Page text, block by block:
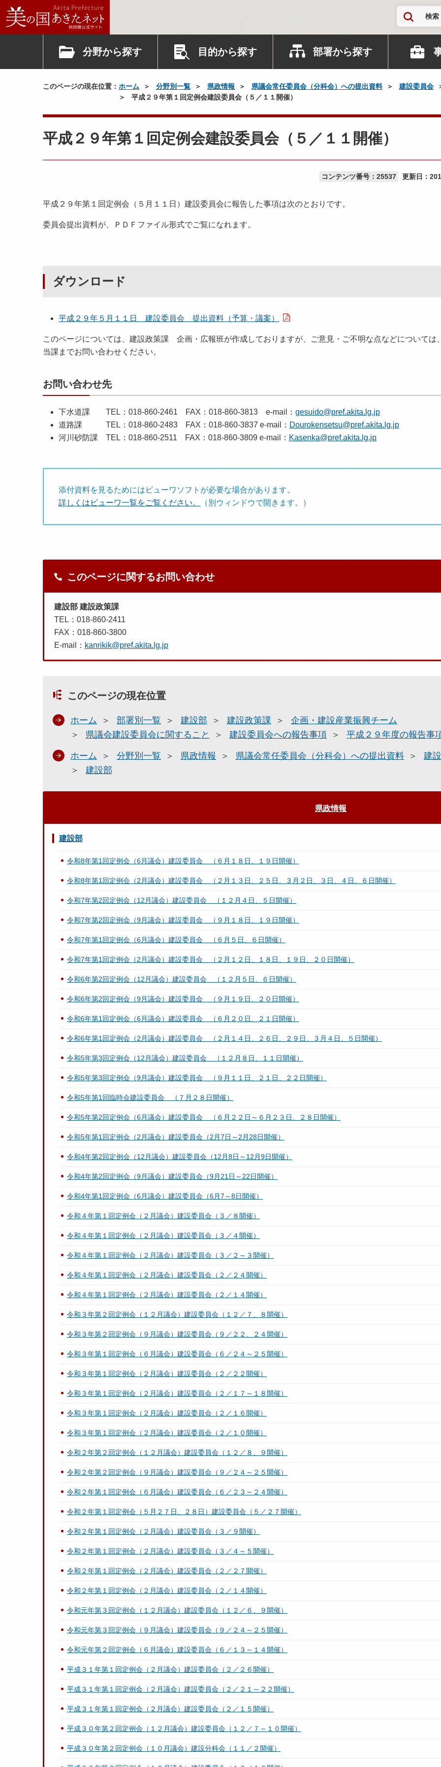
検索
分野から探す 目的から探す 部署から探す
このページの現在位置： ホーム 分野別一覧 県政情報 県議会常任委員会（分科会）への提出資料 建設委員会
平成２９年第１回定例会建設委員会（５／１１開催）
平成２９年第１回定例会建設委員会（５／１１開催）
コンテンツ番号：25537 更新日：
平成２９年第１回定例会（５月１１日）建設委員会に報告した事項は次のとおりです。
委員会提出資料が、ＰＤＦファイル形式でご覧になれます。
ダウンロード
平成２９年５月１１日 建設委員会 提出資料（予算・議案）
このページについては、建設政策課 企画・広報班が作成しておりますが、ご意見・ご不明な点などについては
当課までお問い合わせください。
お問い合わせ先
下水道課 TEL：018-860-2461 FAX：018-860-3813 e-mail： gesuido@pref.akita.lg.jp
道路課 TEL：018-860-2483 FAX：018-860-3837 e-mail： Dourokensetsu@pref.akita.lg.jp
河川砂防課 TEL：018-860-2511 FAX：018-860-3809 e-mail： Kasenka@pref.akita.lg.jp
添付資料を見るためにはビューワソフトが必要な場合があります。
詳しくはビューワ一覧をご覧ください。
（別ウィンドウで開きます。）
このページに関するお問い合わせ
建設部 建設政策課
TEL：018-860-2411
FAX：018-860-3800
E-mail： kanrikik@pref.akita.lg.jp
このページの現在位置
ホーム 部署別一覧 建設部 建設政策課
企画・建設産業振興チーム
県議会建設委員会に関すること
建設委員会への報告事項 平成２９年度の報告事
ホーム 分野別一覧 県政情報 県議会常任委員会（分科会）への提出資料
建
建設部
県政情報
建設部
令和8年第1回定例会（6月議会）建設委員会 （６月１８日、１９日開催）
令和8年第1回定例会（2月議会）建設委員会 （２月１３日、２５日、３月２日、３日、４日、６日開催）
令和7年第2回定例会（12月議会）建設委員会 （１２月４日、５日開催）
令和7年第2回定例会（9月議会）建設委員会 （９月１８日、１９日開催）
令和7年第1回定例会（6月議会）建設委員会 （６月５日、６日開催）
令和7年第1回定例会（2月議会）建設委員会 （２月１２日、１８日、１９日、２０日開催）
令和6年第2回定例会（12月議会）建設委員会 （１２月５日、６日開催）
令和6年第2回定例会（9月議会）建設委員会 （９月１９日、２０日開催）
令和6年第1回定例会（6月議会）建設委員会 （６月２０日、２１日開催）
令和6年第1回定例会（2月議会）建設委員会 （２月１４日、２６日、２９日、３月４日、５日開催）
令和5年第3回定例会（12月議会）建設委員会 （１２月８日、１１日開催）
令和5年第3回定例会（9月議会）建設委員会 （９月１１日、２１日、２２日開催）
令和5年第1回臨時会建設委員会 （７月２８日開催）
令和5年第2回定例会（6月議会）建設委員会 （６月２２日～６月２３日、２８日開催）
令和5年第1回定例会（2月議会）建設委員会（2月7日～2月28日開催）
令和4年第2回定例会（12月議会）建設委員会（12月8日～12月9日開催）
令和4年第2回定例会（9月議会）建設委員会（9月21日～22日開催）
令和4年第1回定例会（6月議会）建設委員会（6月7～8日開催）
令和４年第１回定例会（２月議会）建設委員会（３／８開催）
令和４年第１回定例会（２月議会）建設委員会（３／４開催）
令和４年第１回定例会（２月議会）建設委員会（３／２～３開催）
令和４年第１回定例会（２月議会）建設委員会（２／２４開催）
令和４年第１回定例会（２月議会）建設委員会（２／１４開催）
令和３年第２回定例会（１２月議会）建設委員会（１２／７、８開催）
令和３年第２回定例会（９月議会）建設委員会（９／２２、２４開催）
令和３年第１回定例会（６月議会）建設委員会（６／２４～２５開催）
令和３年第１回定例会（２月議会）建設委員会（２／２２開催）
令和３年第１回定例会（２月議会）建設委員会（２／１７～１８開催）
令和３年第１回定例会（２月議会）建設委員会（２／１６開催）
令和３年第１回定例会（２月議会）建設委員会（２／１０開催）
令和２年第２回定例会（１２月議会）建設委員会（１２／８、９開催）
令和２年第２回定例会（９月議会）建設委員会（９／２４～２５開催）
令和２年第１回定例会（６月議会）建設委員会（６／２３～２４開催）
令和２年第１回定例会（５月２７日、２８日）建設委員会（５／２７開催）
令和２年第１回定例会（２月議会）建設委員会（３／９開催）
令和２年第１回定例会（２月議会）建設委員会（３／４～５開催）
令和２年第１回定例会（２月議会）建設委員会（２／２７開催）
令和２年第１回定例会（２月議会）建設委員会（２／１４開催）
令和元年第３回定例会（１２月議会）建設委員会（１２／６、９開催）
令和元年第３回定例会（９月議会）建設委員会（９／２４～２５開催）
令和元年第２回定例会（６月議会）建設委員会（６／１３～１４開催）
平成３１年第１回定例会（２月議会）建設委員会（２／２６開催）
平成３１年第１回定例会（２月議会）建設委員会（２／２１～２２開催）
平成３１年第１回定例会（２月議会）建設委員会（２／１５開催）
平成３０年第２回定例会（１２月議会）建設委員会（１２／７～１０開催）
平成３０年第２回定例会（１０月議会）建設分科会（１１／２開催）